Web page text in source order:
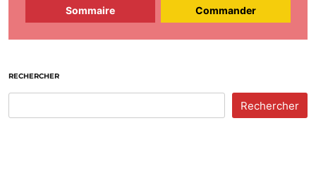
Sommaire Commander
RECHERCHER
Rechercher